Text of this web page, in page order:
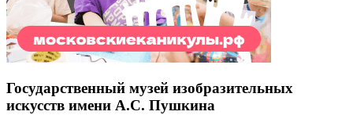
Государственный музей изобразительных
искусств имени А.С. Пушкина